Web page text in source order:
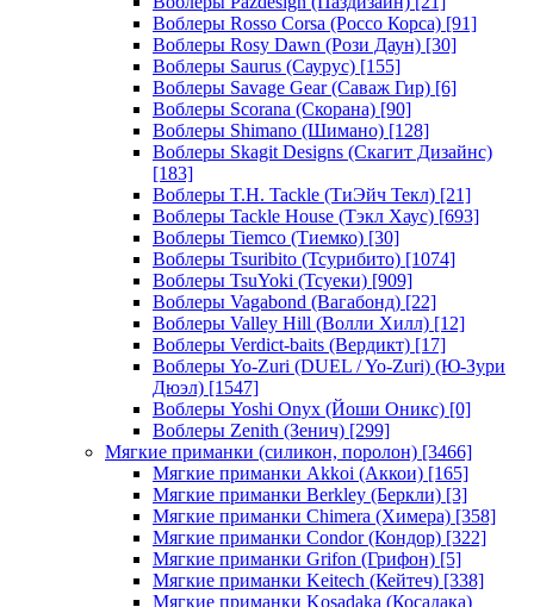
Воблеры Rosso Corsa (Россо Корса) [91]
Воблеры Rosy Dawn (Рози Даун) [30]
Воблеры Saurus (Саурус) [155]
Воблеры Savage Gear (Саваж Гир) [6]
Воблеры Scorana (Скорана) [90]
Воблеры Shimano (Шимано) [128]
Воблеры Skagit Designs (Скагит Дизайнс)
[183]
Воблеры T.H. Tackle (ТиЭйч Текл) [21]
Воблеры Tackle House (Тэкл Хаус) [693]
Воблеры Tiemco (Тиемко) [30]
Воблеры Tsuribito (Тсурибито) [1074]
Воблеры TsuYoki (Тсуеки) [909]
Воблеры Vagabond (Вагабонд) [22]
Воблеры Valley Hill (Волли Хилл) [12]
Воблеры Verdict-baits (Вердикт) [17]
Воблеры Yo-Zuri (DUEL / Yo-Zuri) (Ю-Зури
Дюэл) [1547]
Воблеры Yoshi Onyx (Йоши Оникс) [0]
Воблеры Zenith (Зенич) [299]
Мягкие приманки (силикон, поролон) [3466]
Мягкие приманки Akkoi (Аккои) [165]
Мягкие приманки Berkley (Беркли) [3]
Мягкие приманки Chimera (Химера) [358]
Мягкие приманки Condor (Кондор) [322]
Мягкие приманки Grifon (Грифон) [5]
Мягкие приманки Keitech (Кейтеч) [338]
Мягкие приманки Kosadaka (Косадака)